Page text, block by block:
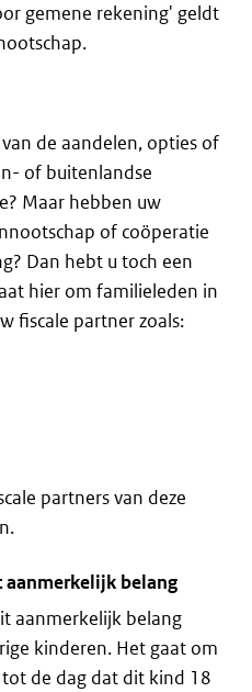
gemene rekening' geldt
de aandelen, opties of
of buitenlandse
Maar hebben uw
of coöperatie
Dan hebt u toch een
hier om familieleden in
fiscale partner zoals:
partners van deze
belang
aanmerkelijk belang
kinderen. Het gaat om
de dag dat dit kind 18